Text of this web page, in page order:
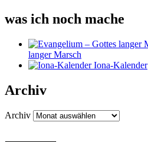
was ich noch mache
langer Marsch
Iona-Kalender
Archiv
Archiv